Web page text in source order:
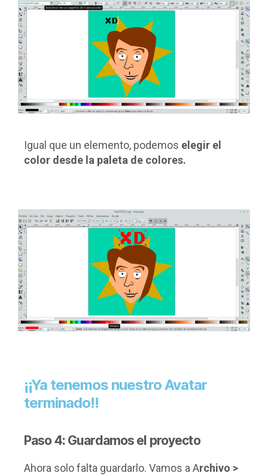
Igual que un elemento, podemos elegir el
color desde la paleta de colores.
¡¡Ya tenemos nuestro Avatar
terminado!!
Paso 4: Guardamos el proyecto
Ahora solo falta guardarlo. Vamos a Archivo >